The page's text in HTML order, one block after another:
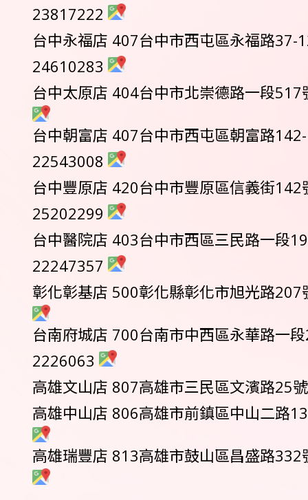
23817222
台中永福店 407台中市西屯區永福路37-
24610283
台中太原店 404台中市北崇德路一段
台中朝富店 407台中市西屯區朝富路
22543008
台中豐原店 420台中市豐原區信義街142
25202299
台中醫院店 403台中市西區三民路一段
22247357
彰化彰基店 500彰化縣彰化市旭光路
台南府城店 700台南市中西區永華路一
2226063
高雄文山店 807高雄市三民區文濱路25
高雄中山店 806高雄市前鎮區中山二路
高雄瑞豐店 813高雄市鼓山區昌盛路